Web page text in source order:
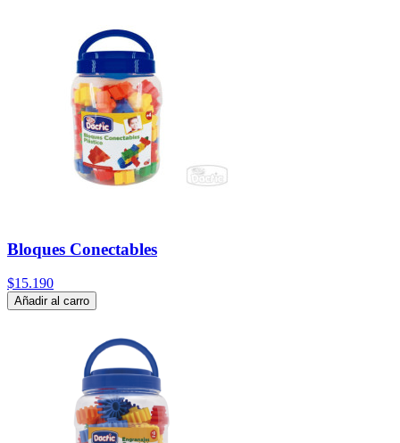
Bloques Conectables
$15.190
Añadir al carro